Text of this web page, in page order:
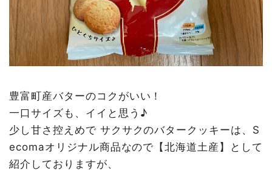
豊富町産バターのコクがいい！
一口サイズも、イイと思う♪
少し甘さ控えめで サクサクのバタークッキーは、S
ecomaオリジナル商品なので【北海道土産】として
紹介しておりますが、